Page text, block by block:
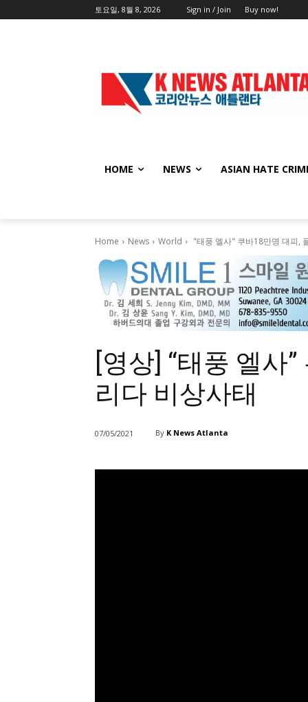
토요일, 8월 8, 2026 Sign in / Join Buy now!
HOME NEWS ASIAN HATE
Home News World "태풍 엘사" 쿠바18만명 대피,
[영상] “태풍 엘사
리다 비상사태
07/05/2021 By K News Atlanta